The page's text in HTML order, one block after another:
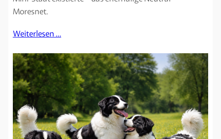
Moresnet.
Weiterlesen …